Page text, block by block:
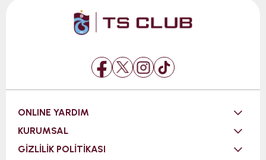
ONLINE YARDIM
KURUMSAL
GİZLİLİK POLİTİKASI